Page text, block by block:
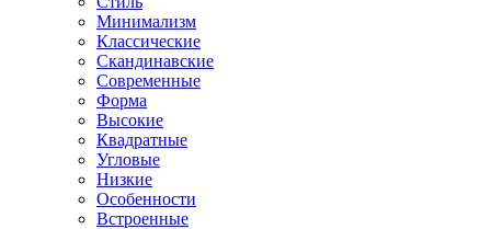
Минимализм
Классические
Скандинавские
Современные
Форма
Высокие
Квадратные
Угловые
Низкие
Особенности
Встроенные